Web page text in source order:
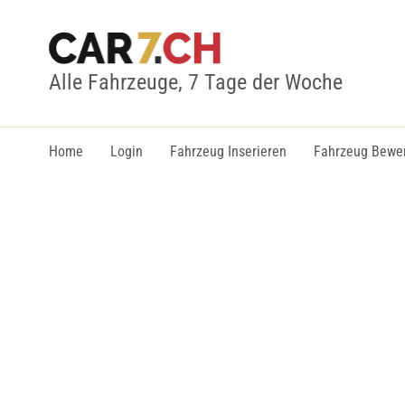
Alle Fahrzeuge, 7 Tage der Woche
Home Login Fahrzeug Inserieren Fahrzeug